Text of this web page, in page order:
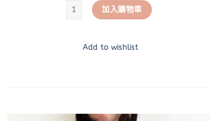
側開衩斜肩寬鬆上衣 數量
加入購物車
Add to wishlist